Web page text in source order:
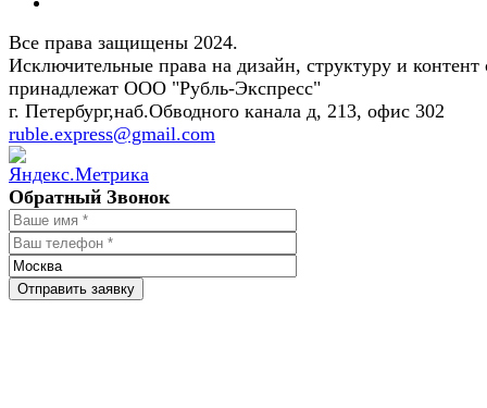
Все права защищены 2024.
Исключительные права на дизайн, структуру и контент
принадлежат ООО "Рубль-Экспресс"
г. Петербург,наб.Обводного канала д, 213, офис 302
ruble.express@gmail.com
Обратный Звонок